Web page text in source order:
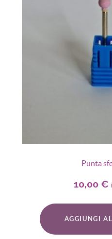
Punta
10,00 €
AGGIUNGI